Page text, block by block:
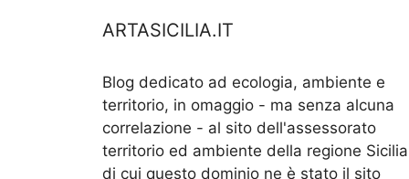
ARTASICILIA.IT
Blog dedicato ad ecologia, ambiente e
territorio, in omaggio - ma senza alcuna
correlazione - al sito dell'assessorato
territorio ed ambiente della regione
di cui questo dominio ne è stato il sito